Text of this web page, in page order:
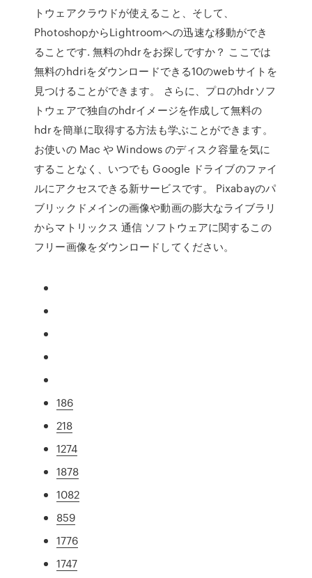
トウェアクラウドが使えること、そして、
PhotoshopからLightroomへの迅速な移動ができ
ることです. 無料のhdrをお探しですか？ ここでは
無料のhdriをダウンロードできる10のwebサイトを
見つけることができます。 さらに、プロのhdrソフ
トウェアで独自のhdrイメージを作成して無料の
hdrを簡単に取得する方法も学ぶことができます。
お使いの Mac や Windows のディスク容量を気に
することなく、いつでも Google ドライブのファイ
ルにアクセスできる新サービスです。 Pixabayのパ
ブリックドメインの画像や動画の膨大なライブラリ
からマトリックス 通信 ソフトウェアに関するこの
フリー画像をダウンロードしてください。
186
218
1274
1878
1082
859
1776
1747